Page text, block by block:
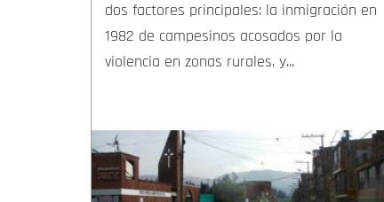
dos factores principales: la inmigración en
1982 de campesinos acosados por la
violencia en zonas rurales, y...